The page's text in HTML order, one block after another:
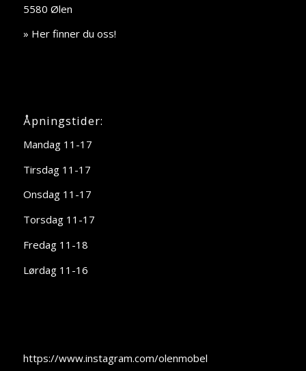
5580 Ølen
» Her finner du oss!
Åpningstider:
Mandag 11-17
Tirsdag 11-17
Onsdag 11-17
Torsdag 11-17
Fredag 11-18
Lørdag 11-16
https://www.instagram.com/olenmobel